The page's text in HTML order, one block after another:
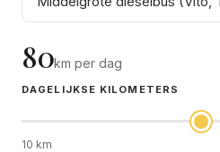
80km per dag
DAGELIJKSE KILOMETERS
10 km